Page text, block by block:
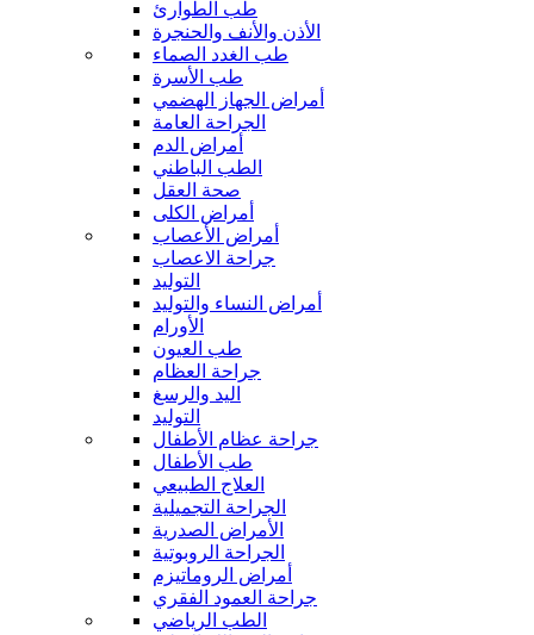
طب الطوارئ
الأذن والأنف والحنجرة
طب الغدد الصماء
طب الأسرة
أمراض الجهاز الهضمي
الجراحة العامة
أمراض الدم
الطب الباطني
صحة العقل
أمراض الكلى
أمراض الأعصاب
جراحة الاعصاب
التوليد
أمراض النساء والتوليد
الأورام
طب العيون
جراحة العظام
اليد والرسغ
التوليد
جراحة عظام الأطفال
طب الأطفال
العلاج الطبيعي
الجراحة التجميلية
الأمراض الصدرية
الجراحة الروبوتية
أمراض الروماتيزم
جراحة العمود الفقري
الطب الرياضي